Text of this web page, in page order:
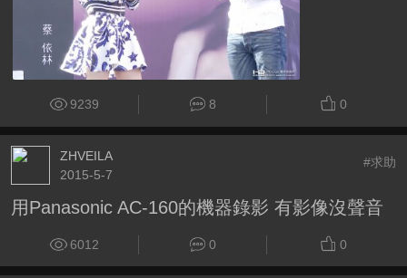
9239 8 0
ZHVEILA
2015-5-7
#求助
用Panasonic AC-160的機器錄影 有影像沒聲音
6012 0 0